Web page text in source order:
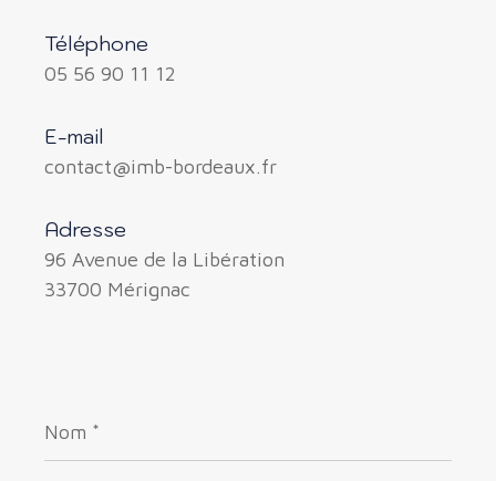
Téléphone
05 56 90 11 12
E-mail
contact@imb-bordeaux.fr
Adresse
96 Avenue de la Libération
33700 Mérignac
*